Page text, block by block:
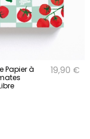
Papier à
19,90 €